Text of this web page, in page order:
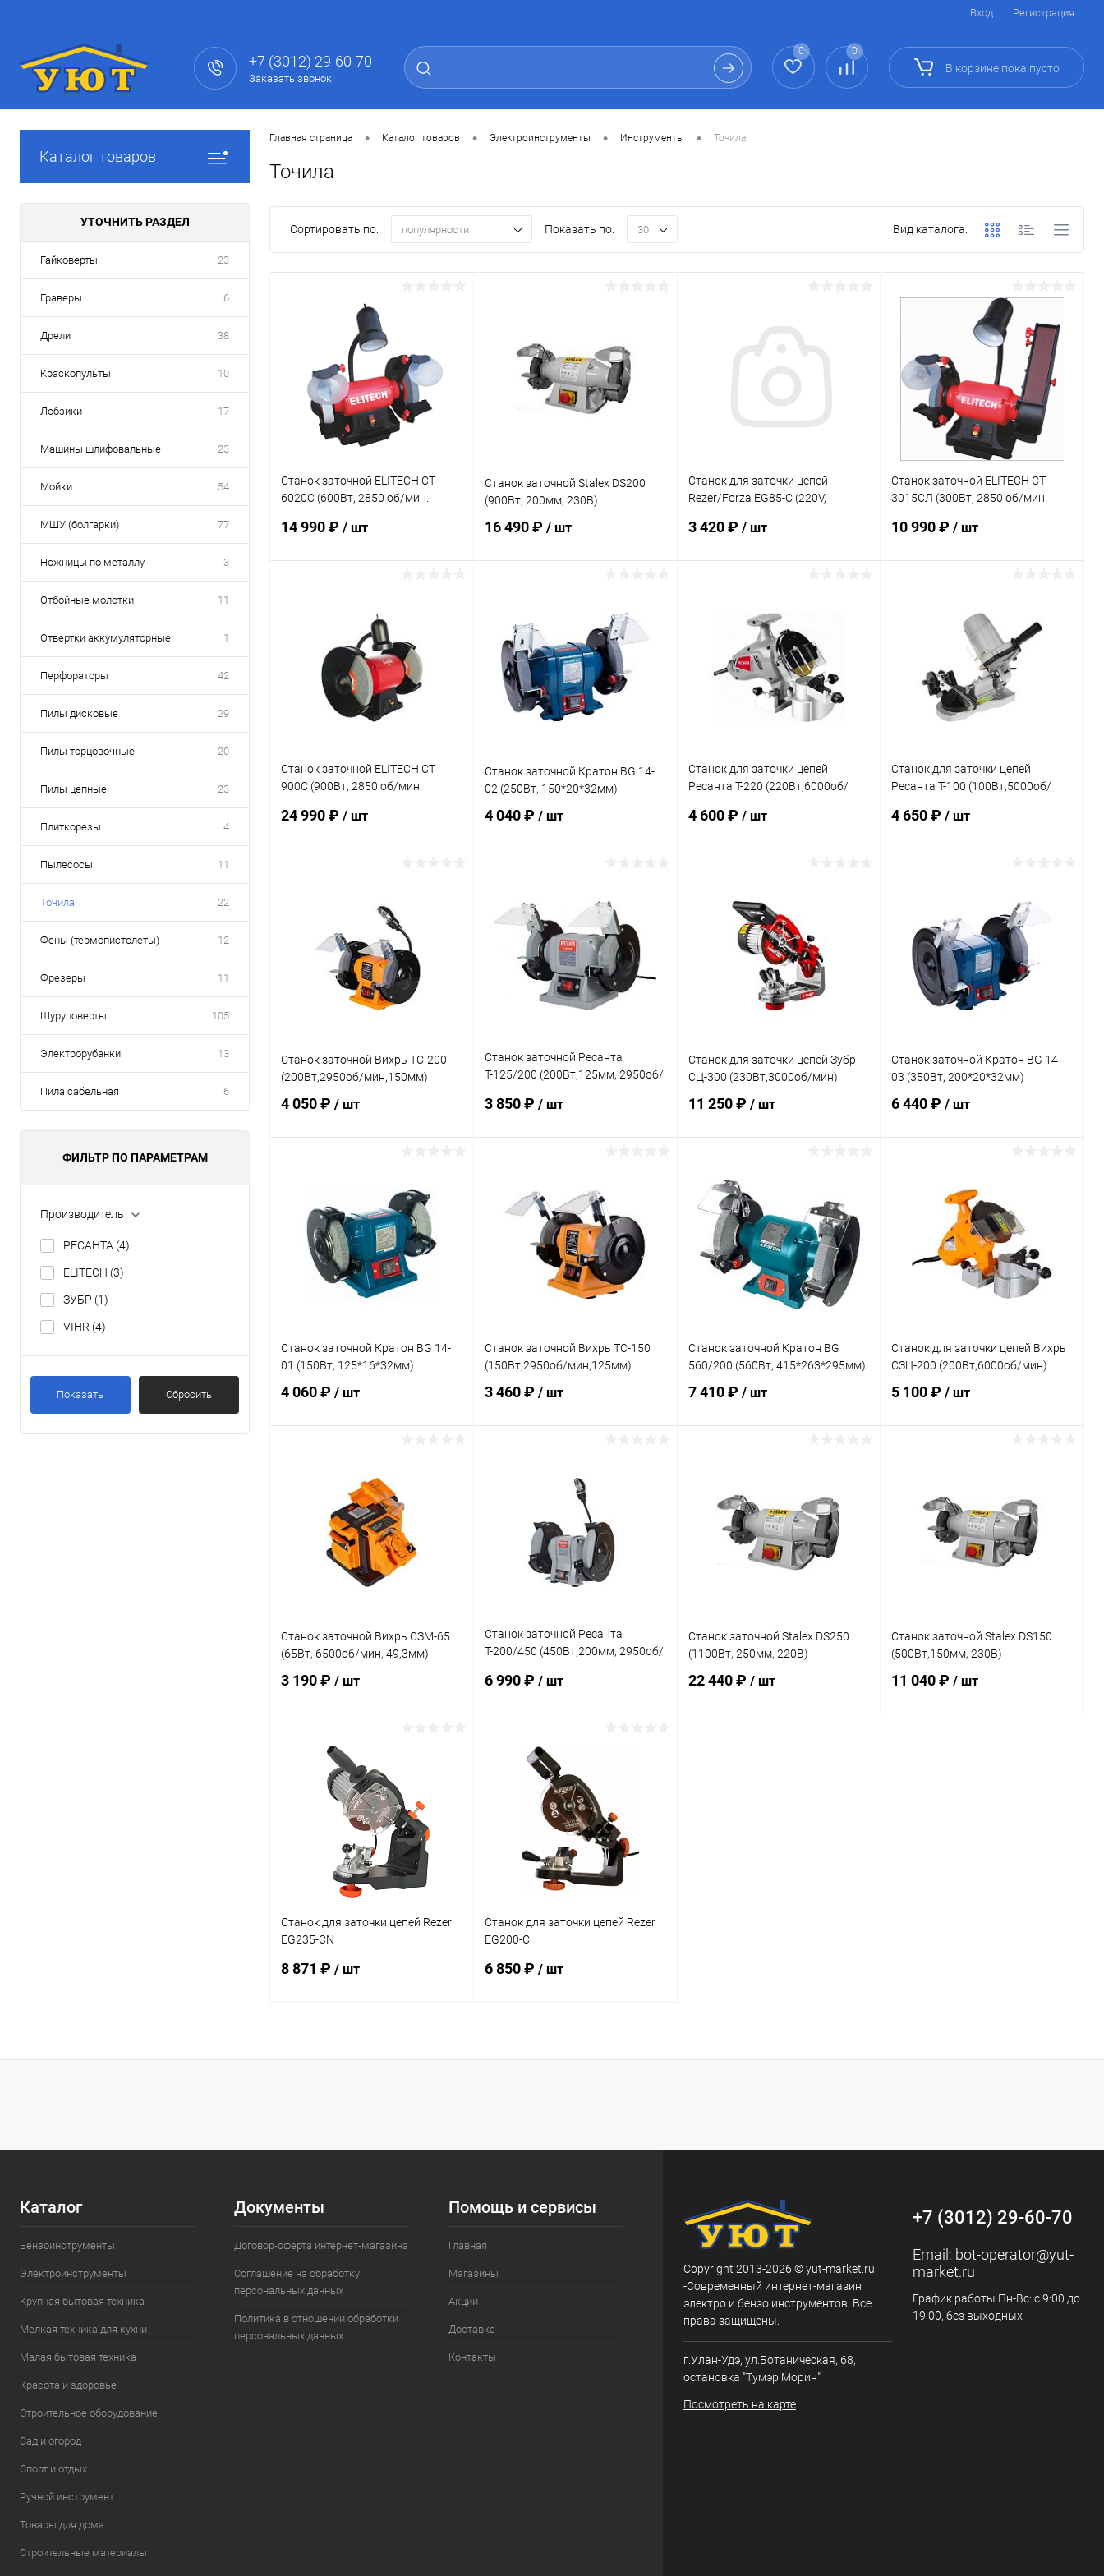
Вход Регистрация
+7 (3012) 29-60-70
Заказать звонок
0 0
В корзине пока пусто
Каталог товаров
УТОЧНИТЬ РАЗДЕЛ
Гайковерты 23
Граверы 6
Дрели 38
Краскопульты 10
Лобзики 17
Машины шлифовальные 23
Мойки 54
МШУ (болгарки) 77
Ножницы по металлу 3
Отбойные молотки 11
Отвертки аккумуляторные 1
Перфораторы 42
Пилы дисковые 29
Пилы торцовочные 20
Пилы цепные 23
Плиткорезы 4
Пылесосы 11
Точила 22
Фены (термопистолеты) 12
Фрезеры 11
Шуруповерты 105
Электрорубанки 13
Пила сабельная 6
ФИЛЬТР ПО ПАРАМЕТРАМ
Производитель
РЕСАНТА (4)
ELITECH (3)
ЗУБР (1)
VIHR (4)
Показать Сбросить
Главная страница • Каталог товаров • Электроинструменты • Инструменты • Точила
Точила
Сортировать по: популярности Показать по: 30 Вид каталога:
Станок заточной ELITECH СТ
6020С (600Вт, 2850 об/мин.
14 990 ₽ / шт
Купить в 1 клик Сравнение
В избранное В наличии
Станок заточной Stalex DS200
(900Вт, 200мм, 230В)
16 490 ₽ / шт
Купить в 1 клик К сравнению
В избранное В наличии
Станок для заточки цепей
Rezer/Forza EG85-C (220V,
3 420 ₽ / шт
Купить в 1 клик К сравнению
В избранное В наличии
Станок заточной ELITECH СТ
3015СЛ (300Вт, 2850 об/мин.
10 990 ₽/ шт
Купить в 1 клик К сравнению
В наличии
Станок заточной ELITECH СТ
900С (900Вт, 2850 об/мин.
24 990 ₽ / шт
К сравнению
В избранное В наличии
Станок заточной Кратон BG 14-
02 (250Вт, 150*20*32мм)
4 040 ₽ / шт
Купить в 1 клик К сравнению
В избранное В наличии
Станок для заточки цепей
Ресанта Т-220 (220Вт,6000об/
4 600 ₽ / шт
Купить в 1 клик
В избранное В наличии
Станок для заточки цепей
Ресанта Т-100 (100Вт,5000об/
4 650 ₽/ шт
Купить в 1 клик К сравнению
В избранное В наличии
Станок заточной Вихрь ТС-200
(200Вт,2950об/мин,150мм)
4 050 ₽ / шт
Купить в 1 клик К сравнению
В избранное В наличии
Станок заточной Ресанта
Т-125/200 (200Вт,125мм, 2950об/
3 850 ₽ / шт
Купить в 1 клик К сравнению
В избранное В наличии
Станок для заточки цепей Зубр
СЦ-300 (230Вт,3000об/мин)
11 250 ₽ / шт
Купить в 1 клик К сравнению
В избранное В наличии
Станок заточной Кратон BG 14-
03 (350Вт, 200*20*32мм)
6 440 ₽/ шт
Купить в 1 клик К сравнению
В избранное В наличии
Станок заточной Кратон BG 14-
01 (150Вт, 125*16*32мм)
4 060 ₽ / шт
Купить в 1 клик К сравнению
В избранное В наличии
Станок заточной Вихрь ТС-150
(150Вт,2950об/мин,125мм)
3 460 ₽ / шт
В избранное В наличии
Станок заточной Кратон BG
560/200 (560Вт, 415*263*295мм)
7 410 ₽ / шт
Купить в 1 клик К сравнению
В избранное В наличии
Станок для заточки цепей Вихрь
СЗЦ-200 (200Вт,6000об/мин)
5 100 ₽/ шт
Купить в 1 клик К сравнению
В избранное В наличии
Станок заточной Вихрь СЗМ-65
(65Вт, 6500об/мин, 49,3мм)
3 190 ₽ / шт
Купить в 1 клик К сравнению
В избранное В наличии
Станок заточной Ресанта
Т-200/450 (450Вт,200мм, 2950об/
6 990 ₽ / шт
Купить в 1 клик
В избранное В наличии
Станок заточной Stalex DS250
(1100Вт, 250мм, 220В)
22 440 ₽ / шт
Станок заточной Stalex DS150
(500Вт,150мм, 230В)
11 040 ₽/ шт
Станок для заточки цепей Rezer
EG235-CN
8 871 ₽ / шт
Станок для заточки цепей Rezer
EG200-C
6 850 ₽ / шт
Каталог
Бензоинструменты
Электроинструменты
Крупная бытовая техника
Мелкая техника для кухни
Малая бытовая техника
Красота и здоровье
Строительное оборудование
Сад и огород
Спорт и отдых
Ручной инструмент
Товары для дома
Строительные материалы
Документы
Договор-оферта интернет-магазина
Соглашение на обработку
персональных данных
Политика в отношении обработки
персональных данных
Помощь и сервисы
Главная
Магазины
Акции
Доставка
Контакты
Copyright 2013-2026 © yut-market.ru
-Современный интернет-магазин
электро и бензо инструментов. Все
права защищены.
г.Улан-Удэ, ул.Ботаническая, 68,
остановка "Тумэр Морин"
Посмотреть на карте
+7 (3012) 29-60-70
Email: bot-operator@yut-
market.ru
График работы Пн-Вс: с 9:00 до
19:00, без выходных